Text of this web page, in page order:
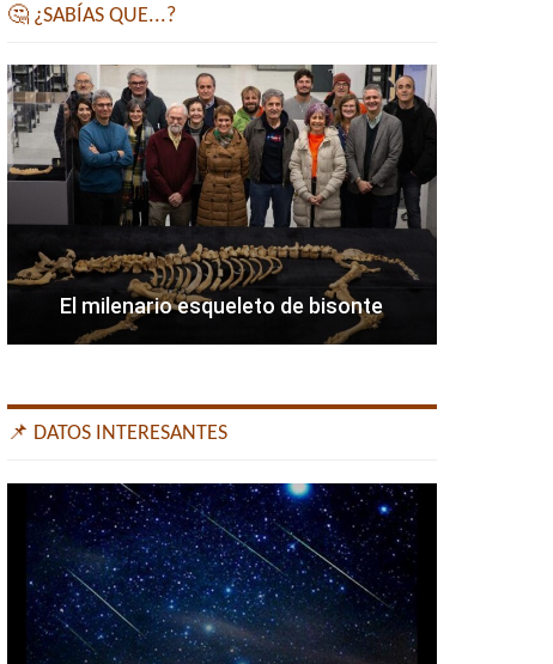
🤔 ¿SABÍAS QUE...?
El milenario esqueleto de bisonte
📌 DATOS INTERESANTES